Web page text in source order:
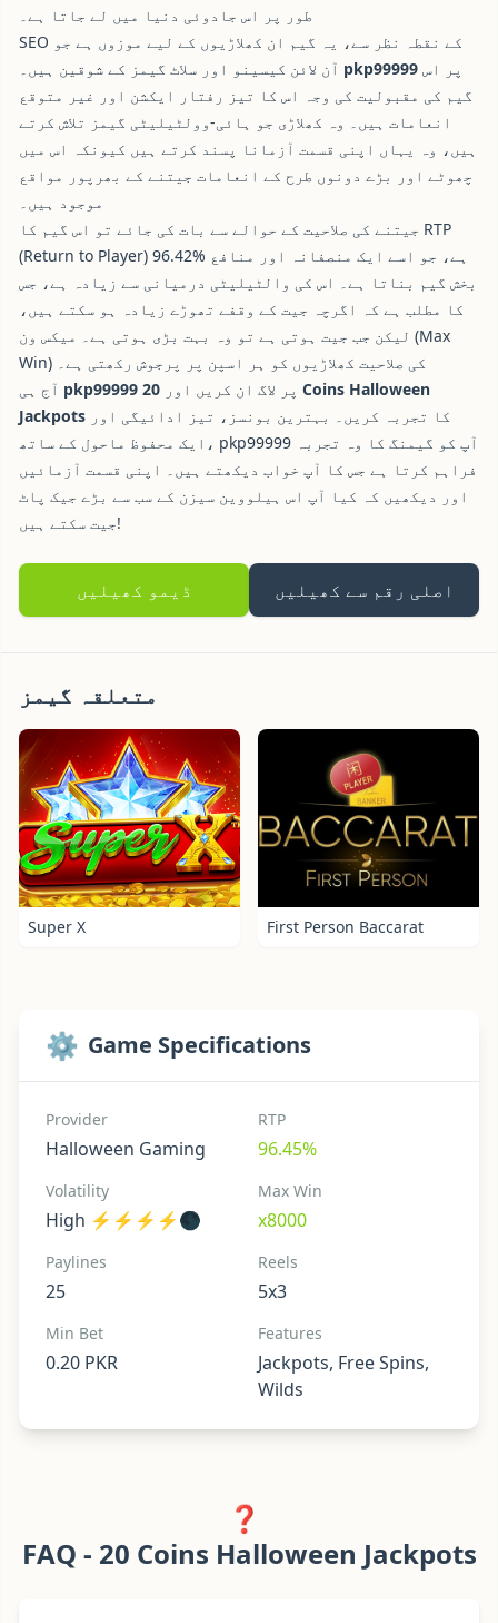
طور پر اس جادوئی دنیا میں لے جاتا ہے۔
SEO کے نقطہ نظر سے، یہ گیم ان کھلاڑیوں کے لیے موزوں ہے جو
pkp99999
گیم کی مقبولیت کی وجہ اس کا تیز رفتار ایکشن اور غیر متوقع
انعامات ہیں۔ وہ کھلاڑی جو ہائی-وولٹیلیٹی گیمز تلاش کرتے
ہیں، وہ یہاں اپنی قسمت آزمانا پسند کرتے ہیں کیونکہ اس میں
چھوٹے اور بڑے دونوں طرح کے انعامات جیتنے کے بھرپور مواقع
موجود ہیں۔
جیتنے کی صلاحیت کے حوالے سے بات کی جائے تو اس گیم کا RTP
(Return to Player) 96.42% ہے، جو اسے ایک منصفانہ اور منافع
بخش گیم بناتا ہے۔ اس کی والٹیلیٹی درمیانی سے زیادہ ہے، جس
کا مطلب ہے کہ اگرچہ جیت کے وقفے تھوڑے زیادہ ہو سکتے ہیں،
لیکن جب جیت ہوتی ہے تو وہ بہت بڑی ہوتی ہے۔ میکس ون (Max
Win) کی صلاحیت کھلاڑیوں کو ہر اسپن پر پرجوش رکھتی ہے۔
pkp99999 پر لاگ ان کریں اور 20 Coins Halloween
Jackpots
ایک محفوظ ماحول کے ساتھ، pkp99999 آپ کو گیمنگ کا وہ تجربہ
فراہم کرتا ہے جس کا آپ خواب دیکھتے ہیں۔ اپنی قسمت آزمائیں
اور دیکھیں کہ کیا آپ اس ہیلووین سیزن کے سب سے بڑے جیک پاٹ
جیت سکتے ہیں!
ڈیمو کھیلیں اصلی رقم سے کھیلیں
متعلقہ گیمز
Super X First Person Baccarat
⚙️ Game Specifications
Provider
Halloween Gaming
RTP
96.45%
Volatility
High ⚡⚡⚡⚡🌑
Max Win
x8000
Paylines
25
Reels
5x3
Min Bet
0.20 PKR
Features
Jackpots, Free Spins,
Wilds
❓
FAQ - 20 Coins Halloween Jackpots